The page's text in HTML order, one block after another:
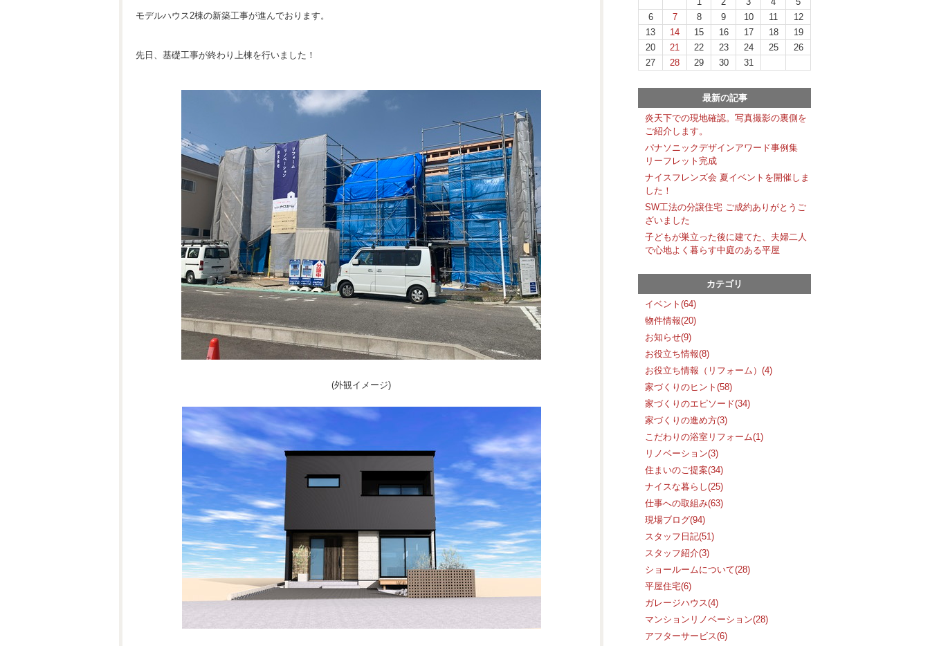
モデルハウス2棟の新築工事が進んでおります。
先日、基礎工事が終わり上棟を行いました！
(外観イメージ)
6
7 8 9 10 11
12
13
14 15 16 17 18
19
20
21 22 23 24 25
26
27
28 29 30 31
最新の記事
炎天下での現地確認。写真撮影の裏側を
ご紹介します。
パナソニックデザインアワード事例集
リーフレット完成
ナイスフレンズ会 夏イベントを開催しま
した！
SW工法の分譲住宅 ご成約ありがとうご
ざいました
子どもが巣立った後に建てた、夫婦二人
で心地よく暮らす中庭のある平屋
カテゴリ
イベント(64)
物件情報(20)
お知らせ(9)
お役立ち情報(8)
お役立ち情報（リフォーム）(4)
家づくりのヒント(58)
家づくりのエピソード(34)
家づくりの進め方(3)
こだわりの浴室リフォーム(1)
リノベーション(3)
住まいのご提案(34)
ナイスな暮らし(25)
仕事への取組み(63)
現場ブログ(94)
スタッフ日記(51)
スタッフ紹介(3)
ショールームについて(28)
平屋住宅(6)
ガレージハウス(4)
マンションリノベーション(28)
アフターサービス(6)